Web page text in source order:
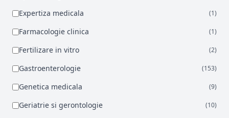
Expertiza medicala (1)
Farmacologie clinica (1)
Fertilizare in vitro (2)
Gastroenterologie (153)
Genetica medicala (9)
Geriatrie si gerontologie (10)